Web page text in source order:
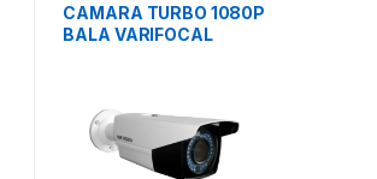
CAMARA TURBO 1080P
BALA VARIFOCAL